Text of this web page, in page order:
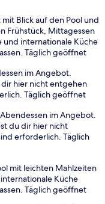
Blick auf den Pool und
Frühstück, Mittagessen
und internationale Küche
Täglich geöffnet
im Angebot.
dir hier nicht entgehen
Täglich geöffnet
im Angebot.
du dir hier nicht
erforderlich. Täglich
mit leichten Mahlzeiten
Küche
Täglich geöffnet